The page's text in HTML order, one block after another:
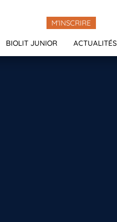
M'INSCRIRE
BIOLIT JUNIOR ACTUALITÉS